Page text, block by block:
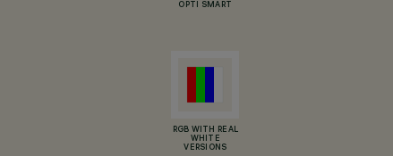
OPTI SMART
RGB WITH REAL
WHITE
VERSIONS